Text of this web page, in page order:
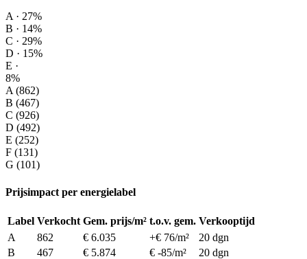
A · 27%
B · 14%
C · 29%
D · 15%
E ·
8%
A (862)
B (467)
C (926)
D (492)
E (252)
F (131)
G (101)
Prijsimpact per energielabel
Label Verkocht Gem. prijs/m² t.o.v. gem. Verkooptijd
A
862 € 6.035 +€ 76/m²
20 dgn
B
467 € 5.874 € -85/m²
20 dgn